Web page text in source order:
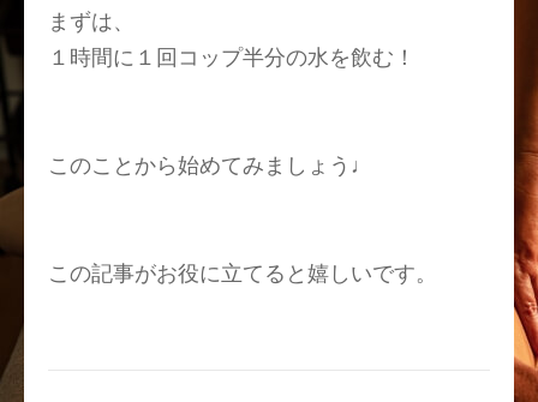
まずは、
１時間に１回コップ半分の水を飲む！
このことから始めてみましょう♩
この記事がお役に立てると嬉しいです。